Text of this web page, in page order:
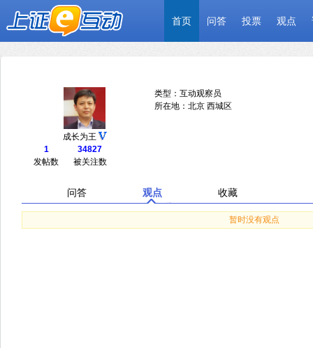
首页 问答 投票 观点
成长为王
1
发帖数
34827
被关注数
类型：互动观察员
所在地：北京 西城区
问答 观点 收藏
暂时没有观点